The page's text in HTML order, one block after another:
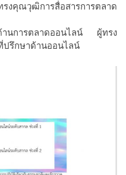
คุณวุฒิการสื่อสารการตลาด
านการตลาดออนไลน์ ผู้ทรง
รึกษาด้านออนไลน์